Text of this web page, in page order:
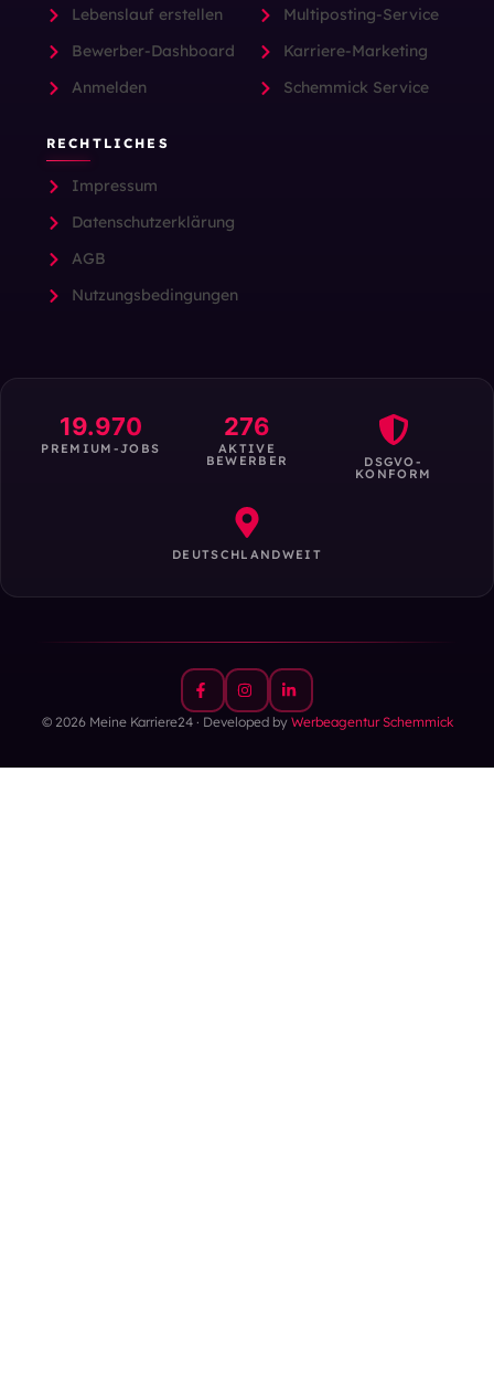
Lebenslauf erstellen
Bewerber-Dashboard
Anmelden
Multiposting-Service
Karriere-Marketing
Schemmick Service
RECHTLICHES
Impressum
Datenschutzerklärung
AGB
Nutzungsbedingungen
19.970
PREMIUM-JOBS
276
AKTIVE
BEWERBER DSGVO-
KONFORM
DEUTSCHLANDWEIT
© 2026 Meine Karriere24 · Developed by Werbeagentur Schemmick